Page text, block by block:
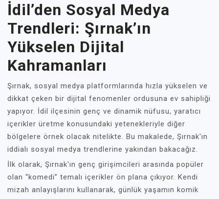
İdil’den Sosyal Medya
Trendleri: Şırnak’ın
Yükselen Dijital
Kahramanları
Şırnak, sosyal medya platformlarında hızla yükselen ve
dikkat çeken bir dijital fenomenler ordusuna ev sahipliği
yapıyor. İdil ilçesinin genç ve dinamik nüfusu, yaratıcı
içerikler üretme konusundaki yetenekleriyle diğer
bölgelere örnek olacak nitelikte. Bu makalede, Şırnak'ın
iddialı sosyal medya trendlerine yakından bakacağız.
İlk olarak, Şırnak'ın genç girişimcileri arasında popüler
olan “komedi” temalı içerikler ön plana çıkıyor. Kendi
mizah anlayışlarını kullanarak, günlük yaşamın komik